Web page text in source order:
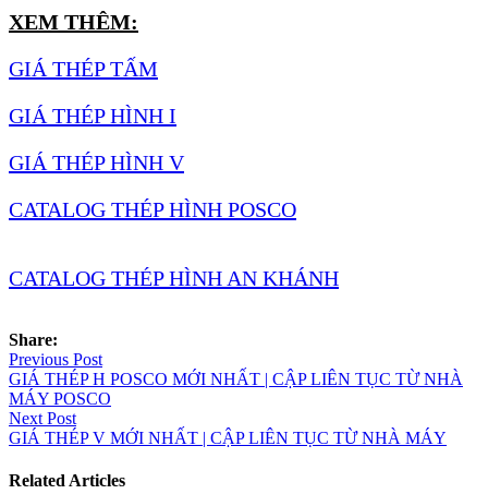
XEM THÊM:
GIÁ THÉP TẤM
GIÁ THÉP HÌNH I
GIÁ THÉP HÌNH V
CATALOG THÉP HÌNH POSCO
CATALOG THÉP HÌNH AN KHÁNH
Share:
Điều
hướng
bài
viết
Previous Post
GIÁ THÉP H POSCO MỚI NHẤT | CẬP LIÊN TỤC TỪ NHÀ
MÁY POSCO
Next Post
GIÁ THÉP V MỚI NHẤT | CẬP LIÊN TỤC TỪ NHÀ MÁY
Related Articles